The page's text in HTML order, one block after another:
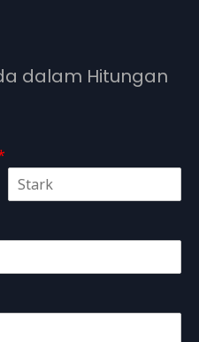
dalam Hitungan